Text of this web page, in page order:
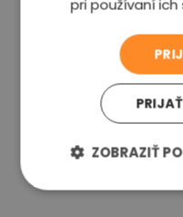
voľba
Garancia
Pokiaľ nebudete s
pri používaní ich
ZOBRAZIŤ